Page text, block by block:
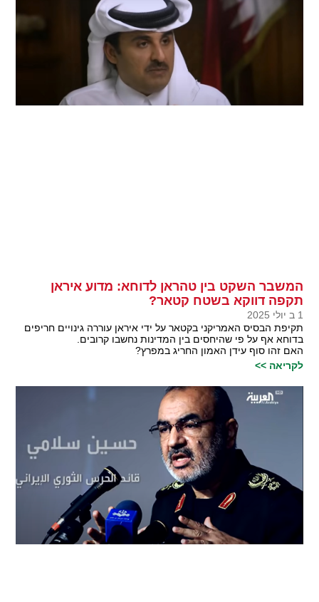
המשבר השקט בין טהראן לדוחא: מדוע איראן
תקפה דווקא בשטח קטאר?
1 ב יולי 2025
תקיפת הבסיס האמריקני בקטאר על ידי איראן עוררה גינויים חריפים
בדוחא אף על פי שהיחסים בין המדינות נחשבו קרובים.
האם זהו סוף עידן האמון החריג במפרץ?
לקריאה >>